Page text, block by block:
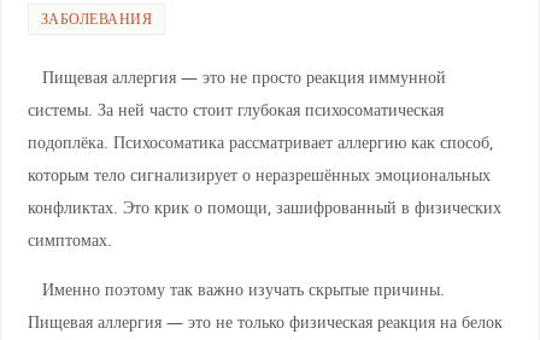
ЗАБОЛЕВАНИЯ
Пищевая аллергия — это не просто реакция иммунной
системы. За ней часто стоит глубокая психосоматическая
подоплёка. Психосоматика рассматривает аллергию как способ,
которым тело сигнализирует о неразрешённых эмоциональных
конфликтах. Это крик о помощи, зашифрованный в физических
симптомах.
Именно поэтому так важно изучать скрытые причины.
Пищевая аллергия — это не только физическая реакция на белок